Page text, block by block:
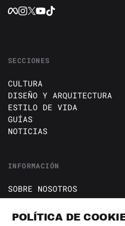
SECCIONES
CULTURA
DISEÑO Y ARQUITECTURA
ESTILO DE VIDA
GUÍAS
NOTICIAS
INFORMACIÓN
SOBRE NOSOTROS
CONTACTO
Política de cookies
POLÍTICA DE